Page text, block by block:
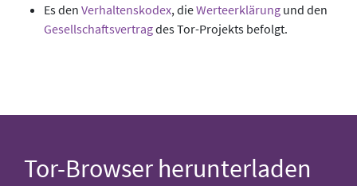
Es den Verhaltenskodex, dieWerteerklärung und den
Gesellschaftsvertragdes Tor-Projekts befolgt.
Tor-Browser herunterladen